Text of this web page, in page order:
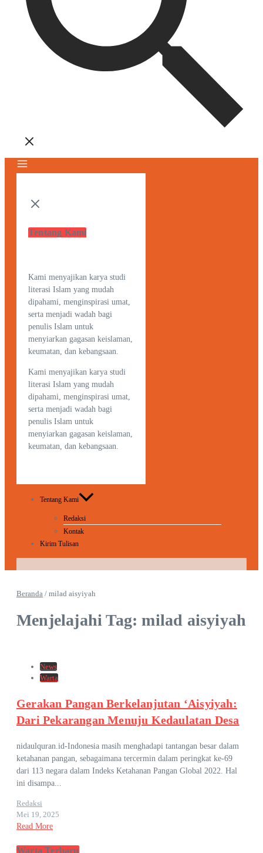
Tentang Kami
Kami menyajikan karya studi
literasi Islam yang mudah
dipahami, menginspirasi umat,
serta menjadi wadah bagi
penulis Islam untuk
menyiarkan gagasan keislaman,
keumatan, dan kebangsaan.
Kami menyajikan karya studi
literasi Islam yang mudah
dipahami, menginspirasi umat,
serta menjadi wadah bagi
penulis Islam untuk
menyiarkan gagasan keislaman,
keumatan, dan kebangsaan.
Tentang Kami
Redaksi
Kontak
Kirim Tulisan
Beranda / milad aisyiyah
Menjelajahi Tag: milad aisyiyah
News
Warta
Gerakan Pangan Berkelanjutan ‘Aisyiyah:
Dari Pekarangan Menuju Kedaulatan Desa
nidaulquran.id-Indonesia masih menghadapi tantangan besar dalam
ketahanan pangan, sebagaimana tercermin dalam peringkat ke-69
dari 113 negara dalam Indeks Ketahanan Pangan Global 2022. Hal
ini disampa...
Redaksi
Mei 19, 2025
Read More
Warta Terbaru